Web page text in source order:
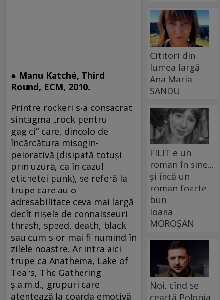
● Manu Katché, Third
Round, ECM, 2010.
Printre rockeri s-a consacrat
sintagma „rock pentru
gagici“ care, dincolo de
încărcătura misogin-
peiorativă (disipată totuşi
prin uzură, ca în cazul
etichetei punk), se referă la
trupe care au o
adresabilitate ceva mai largă
decît nişele de connaisseuri
thrash, speed, death, black
sau cum s-or mai fi numind în
zilele noastre. Ar intra aici
trupe ca Anathema, Lake of
Tears, The Gathering
ş.a.m.d., grupuri care
atentează la coarda emotivă
Cititori din
lumea largă
Ana Maria
SANDU
FILIT e un
roman în sine...
și încă un
roman foarte
bun
Ioana
MOROȘAN
Noi, cînd se
ceartă Polonia